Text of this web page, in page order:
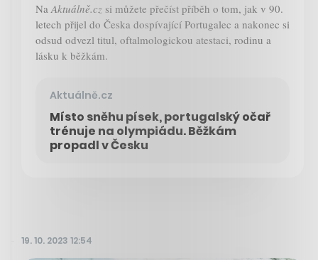
Na Aktuálně.cz si můžete přečíst příběh o tom, jak v 90.
letech přijel do Česka dospívající Portugalec a nakonec si
odsud odvezl titul, oftalmologickou atestaci, rodinu a
lásku k běžkám.
Aktuálně.cz
Místo sněhu písek, portugalský očař
trénuje na olympiádu. Běžkám
propadl v Česku
19. 10. 2023 12:54